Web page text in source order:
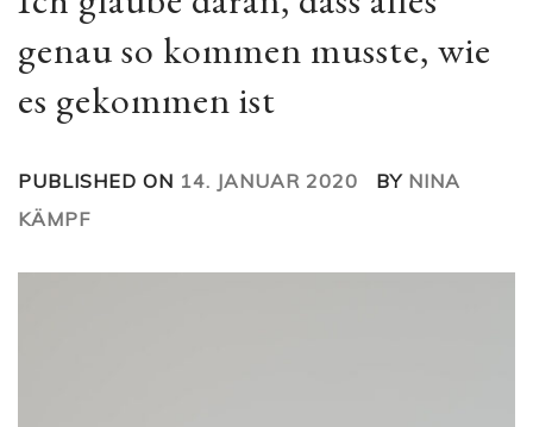
genau so kommen musste, wie
es gekommen ist
PUBLISHED ON 14. JANUAR 2020 BY NINA
KÄMPF